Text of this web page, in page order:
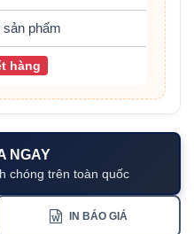
sản phẩm
hàng
NGAY
chóng trên toàn quốc
IN BÁO GIÁ